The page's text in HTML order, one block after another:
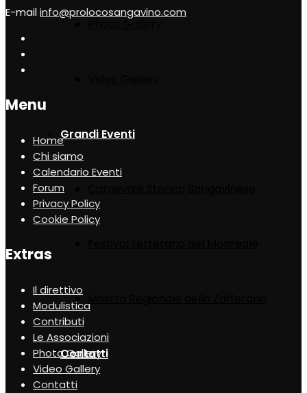
Grandi Eventi
Contatti
E-mailinfo@prolocosangavino.com
Menu
Home
Chi siamo
Calendario Eventi
Forum
Privacy Policy
Cookie Policy
Extras
Il direttivo
Modulistica
Contributi
Le Associazioni
Photo Gallery
Video Gallery
Contatti